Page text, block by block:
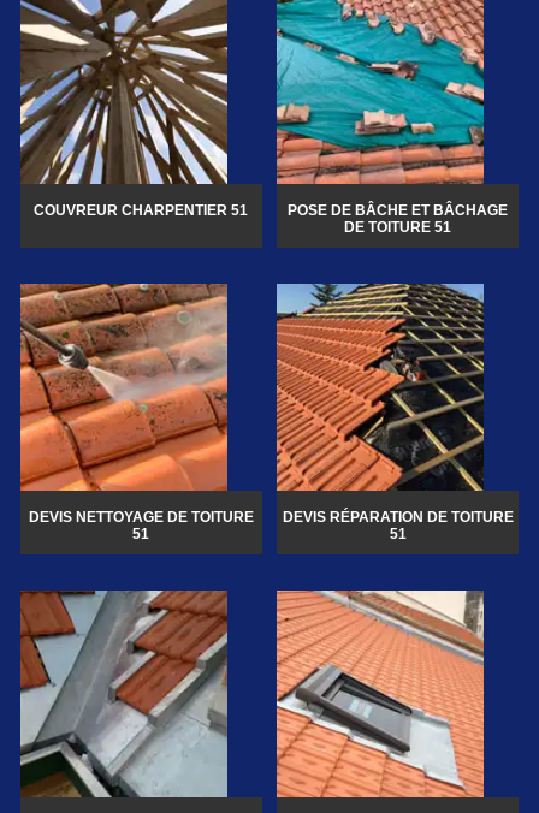
COUVREUR CHARPENTIER 51
POSE DE BÂCHE ET BÂCHAGE
DE TOITURE 51
DEVIS NETTOYAGE DE TOITURE
51
DEVIS RÉPARATION DE TOITURE
51